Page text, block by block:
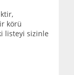
körü
listeyi sizinle